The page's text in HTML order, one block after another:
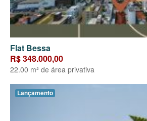
Flat Bessa
R$ 348.000,00
22.00 m² de área privativa
Lançamento